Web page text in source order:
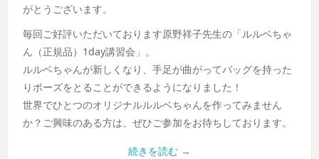
がとうございます。
毎回ご好評いただいております原野祥子先生の「ルルベちゃ
ん（正規品）1day講習会」。
ルルベちゃんが新しくなり、手足が曲がってバッグを持った
りポーズをとることができるようになりました！
世界でひとつのオリジナルルルベちゃんを作ってみません
か？ご興味のある方は、ぜひご参加をお待ちしております。
続きを読む →